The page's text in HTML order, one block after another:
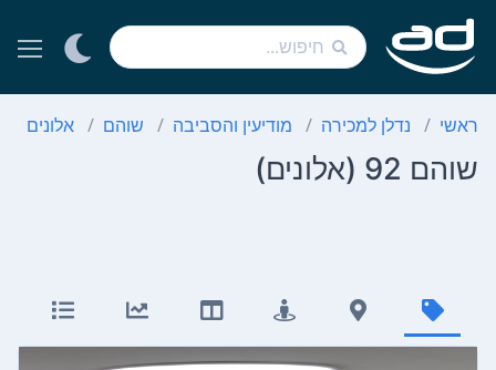
ראשי נדלן למכירה מודיעין והסביבה שוהם אלונים
שוהם 92 (אלונים)